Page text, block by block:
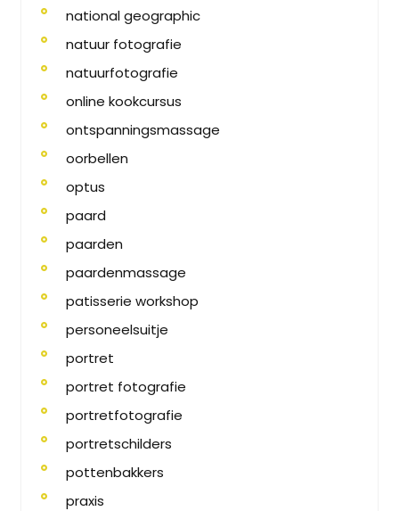
national geographic
natuur fotografie
natuurfotografie
online kookcursus
ontspanningsmassage
oorbellen
optus
paard
paarden
paardenmassage
patisserie workshop
personeelsuitje
portret
portret fotografie
portretfotografie
portretschilders
pottenbakkers
praxis